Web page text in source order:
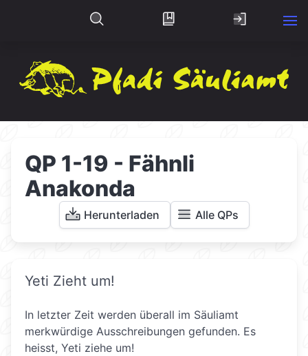
QP 1-19 - Fähnli
Anakonda
Herunterladen Alle QPs
Yeti Zieht um!
In letzter Zeit werden überall im Säuliamt
merkwürdige Ausschreibungen gefunden. Es
heisst, Yeti ziehe um!